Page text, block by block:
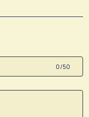
0 /50